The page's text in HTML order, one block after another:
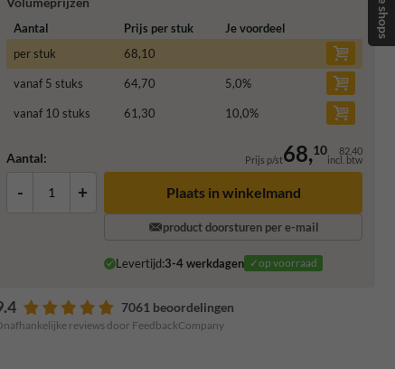
Aantal Prijs per stuk
Je voordeel
per stuk
68,10
vanaf 5 stuks 64,70 5,0%
vanaf 10 stuks 61,30 10,0%
Aantal: Prijs p/st68,10 82,40
incl. btw
- + Plaats in winkelmand
product doorsturen per e-mail
Levertijd:3-4 werkdagen ✓op voorraad
7061 beoordelingen
reviews door FeedbackCompany